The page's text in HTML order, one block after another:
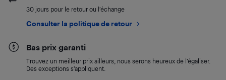
30 jours pour le retour ou l’échange
Consulter la politique de retour
Bas prix garanti
Trouvez un meilleur prix ailleurs, nous serons heureux de l’égaliser.
Des exceptions s’appliquent.